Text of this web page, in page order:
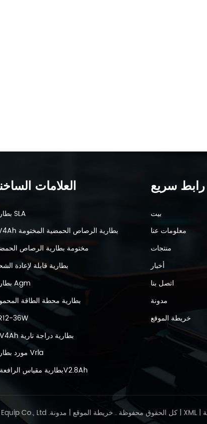
العلامات
بطارية SLA
6V4Ah بطارية الرصاص الحمضية المختومة
مختومة بطارية الرصاص
بطارية قابلة لإعادة
بطارية Agm
بطارية محطة الطاقة
36W
12V4Ah بطارية دراجة نارية
مورد بطارية Vrla
بطارية مقياس الرافعة 6V2.8Ah
رابط سريع
بيت
معلومات عنا
منتجات
أخبار
اتصل بنا
مدونة
خريطة الموقع
Friendly Links : © 2026 Kaiying Power Supply & Electrical Equip Co., Ltd .كل الحقوق محفوظة . خريطة الموقع | مدونة | XML|